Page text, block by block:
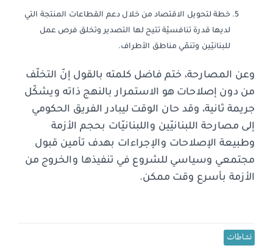
خطة لتحويل الاقتصاد من خلال دعم القطاعات المنتجة التي
لديها قدرة تنافسيّة تتيح لها التصدير وتخلق فرص عمل
للبنانيّين وتنمّي مناطق الأطراف.
وعن المصارحة، ختم فاضل كلمته بالقول إنّ التخلّف
من دون إصلاحات هو الاستمرار بالنهج ذاته ويشكّل
جريمة ثانية، وقد حان الوقت ليبادر الفريق الحكومي
إلى مصارحة اللبنانيّين واللبنانيّات بحجم الأزمة
وطبيعة الإصلاحات والإجراءات بهدف تأمين قبول
مجتمعي وسياسي للشروع في تنفيذها والخروج من
الأزمة بأسرع وقت ممكن.
نشاطات